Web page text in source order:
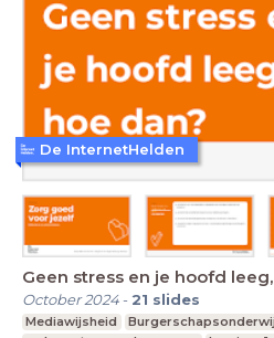
Geen stress en je hoofd
October 2024- 21 slides
Mediawijsheid
De InternetHelden